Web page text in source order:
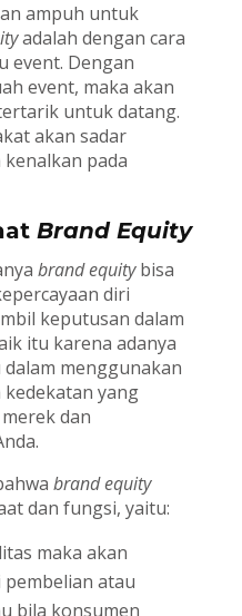
ampuh untuk
adalah dengan cara
event. Dengan
event, maka akan
untuk datang.
akan sadar
pada
Brand Equity
brand equitybisa
diri
keputusan dalam
itu karena adanya
menggunakan
kedekatan yang
dan
brand equity
dan fungsi, yaitu:
maka akan
atau
bila konsumen